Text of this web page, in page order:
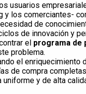
usuarios
y los comerciantes-
de
de innovación y
el programa de
problema.
el
de compra
y de alta